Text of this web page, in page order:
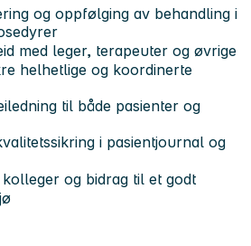
og oppfølging av behandling i
med leger, terapeuter og øvrige
helhetlige og koordinerte
til både pasienter og
i pasientjournal og
kolleger og bidrag til et godt